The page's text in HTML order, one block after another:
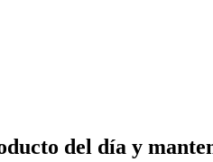
del día y